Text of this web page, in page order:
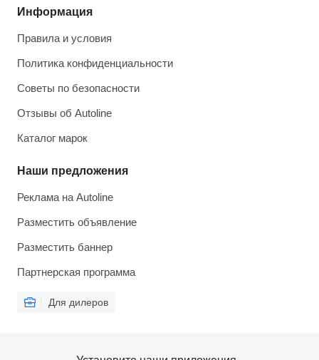
Информация
Правила и условия
Политика конфиденциальности
Советы по безопасности
Отзывы об Autoline
Каталог марок
Наши предложения
Реклама на Autoline
Разместить объявление
Разместить баннер
Партнерская программа
Для дилеров